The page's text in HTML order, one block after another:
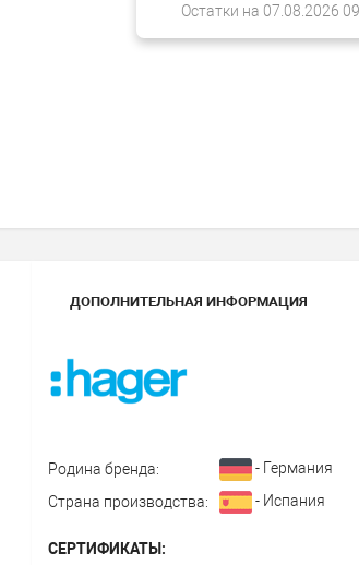
Остатки на 07.08.2026
ДОПОЛНИТЕЛЬНАЯ ИНФОРМАЦИЯ
Родина бренда:
- Германия
Страна производства:
- Испания
СЕРТИФИКАТЫ: